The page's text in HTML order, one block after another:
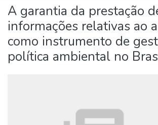
Statistics
A garantia da prestação
informações relativas ao
como instrumento de
política ambiental no